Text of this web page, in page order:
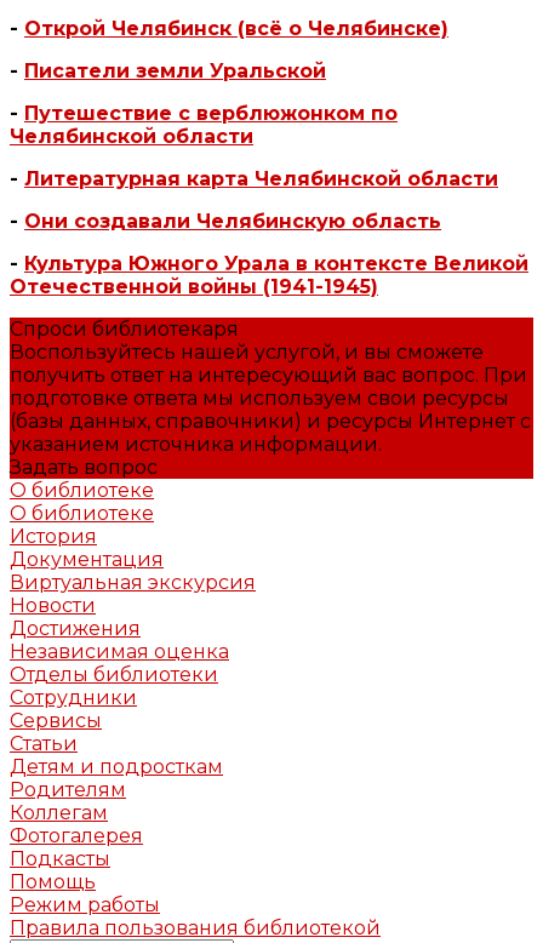
- Открой Челябинск (всё о Челябинске)
- Писатели земли Уральской
- Путешествие с верблюжонком по
Челябинской области
- Литературная карта Челябинской области
- Они создавали Челябинскую область
- Культура Южного Урала в контексте Великой
Отечественной войны (1941-1945)
Спроси библиотекаря
Воспользуйтесь нашей услугой, и вы сможете
получить ответ на интересующий вас вопрос. При
подготовке ответа мы используем свои ресурсы
(базы данных, справочники) и ресурсы Интернет с
указанием источника информации.
Задать вопрос
О библиотеке
О библиотеке
История
Документация
Виртуальная экскурсия
Новости
Достижения
Независимая оценка
Отделы библиотеки
Сотрудники
Сервисы
Статьи
Детям и подросткам
Родителям
Коллегам
Фотогалерея
Подкасты
Помощь
Режим работы
Правила пользования библиотекой